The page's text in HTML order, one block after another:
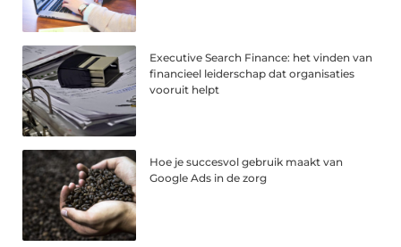
Executive Search Finance: het vinden van
financieel leiderschap dat organisaties
vooruit helpt
Hoe je succesvol gebruik maakt van
Google Ads in de zorg